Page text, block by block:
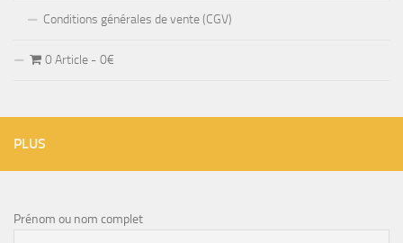
Conditions générales de vente (CGV)
0 Article 0€
PLUS
Prénom ou nom complet